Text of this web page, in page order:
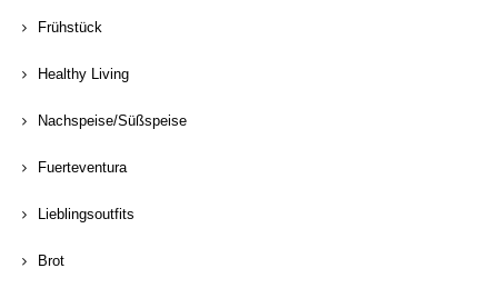
Frühstück
Healthy Living
Nachspeise/Süßspeise
Fuerteventura
Lieblingsoutfits
Brot